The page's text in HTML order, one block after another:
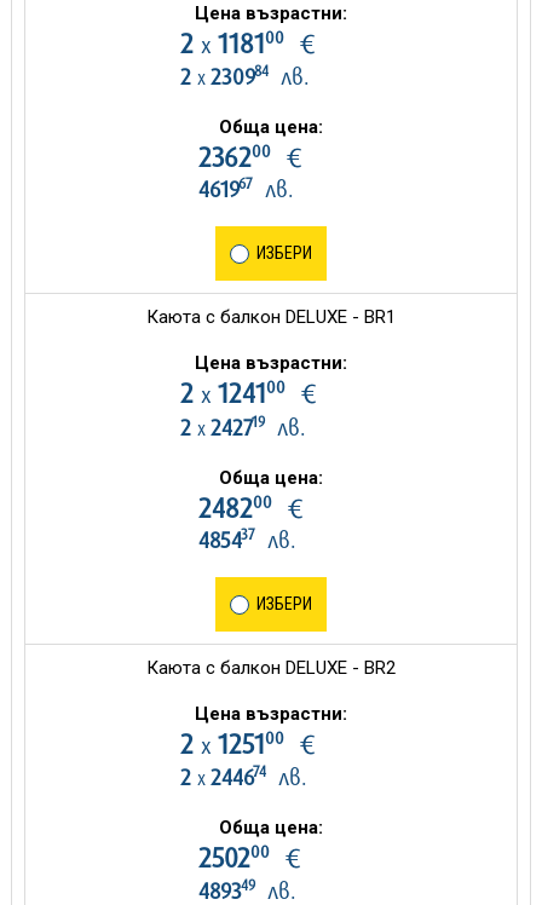
Цена възрастни:
2 х 118100€
2 х 230984лв.
Обща цена:
236200€
461967лв.
ИЗБЕРИ
Каюта с балкон DELUXE - BR1
Цена възрастни:
2 х 124100€
2 х 242719лв.
Обща цена:
248200€
485437лв.
ИЗБЕРИ
Каюта с балкон DELUXE - BR2
Цена възрастни:
2 х 125100€
2 х 244674лв.
Обща цена:
250200€
489349лв.